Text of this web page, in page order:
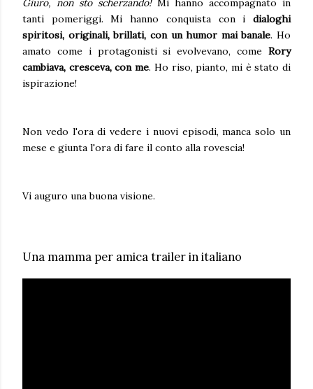
Giuro, non sto scherzando!Mi hanno accompagnato in
tanti pomeriggi. Mi hanno conquista con i dialoghi
spiritosi, originali, brillati, con un humor mai banale. Ho
amato come i protagonisti si evolvevano, come Rory
cambiava, cresceva, con me. Ho riso, pianto, mi è stato di
ispirazione!
Non vedo l'ora di vedere i nuovi episodi, manca solo un
mese e giunta l'ora di fare il conto alla rovescia!
Vi auguro una buona visione.
Una mamma per amica trailer in italiano